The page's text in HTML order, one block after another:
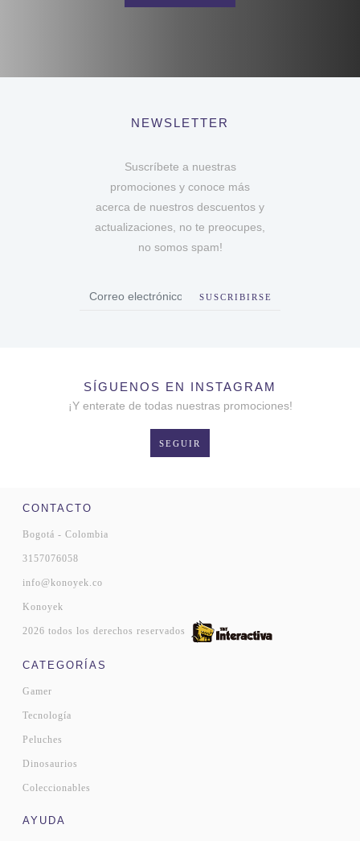
NEWSLETTER
Suscríbete a nuestras
promociones y conoce más
acerca de nuestros descuentos y
actualizaciones, no te preocupes,
no somos spam!
SUSCRIBIRSE
SÍGUENOS EN INSTAGRAM
¡Y enterate de todas nuestras promociones!
SEGUIR
CONTACTO
Bogotá - Colombia
3157076058
info@konoyek.co
Konoyek
2026 todos los derechos reservados
CATEGORÍAS
Gamer
Tecnología
Peluches
Dinosaurios
Coleccionables
AYUDA